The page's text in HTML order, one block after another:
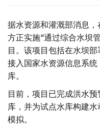
据水资源和灌溉部消息
方正实施“通过综合水坝
目。该项目包括在水坝
接入国家水资源信息系
库。
目前，项目已完成洪水
库，并为试点水库构建
模拟。